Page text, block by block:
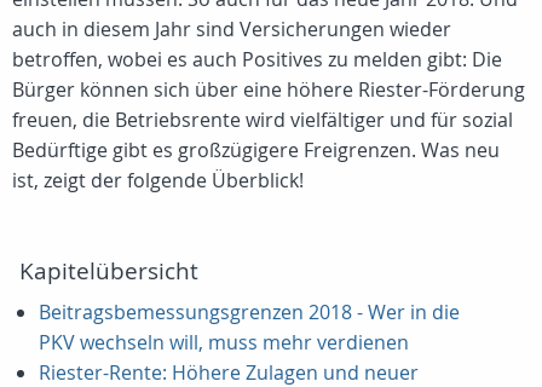
auch in diesem Jahr sind Versicherungen wieder
betroffen, wobei es auch Positives zu melden gibt: Die
Bürger können sich über eine höhere Riester-Förderung
freuen, die Betriebsrente wird vielfältiger und für sozial
Bedürftige gibt es großzügigere Freigrenzen. Was neu
ist, zeigt der folgende Überblick!
Kapitelübersicht
Beitragsbemessungsgrenzen 2018 - Wer in die
PKV wechseln will, muss mehr verdienen
Riester-Rente: Höhere Zulagen und neuer